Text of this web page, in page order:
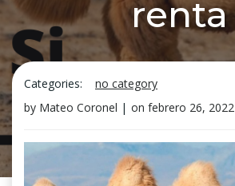
renta
Categories:
no category
by Mateo Coronel | on febrero 26, 2022